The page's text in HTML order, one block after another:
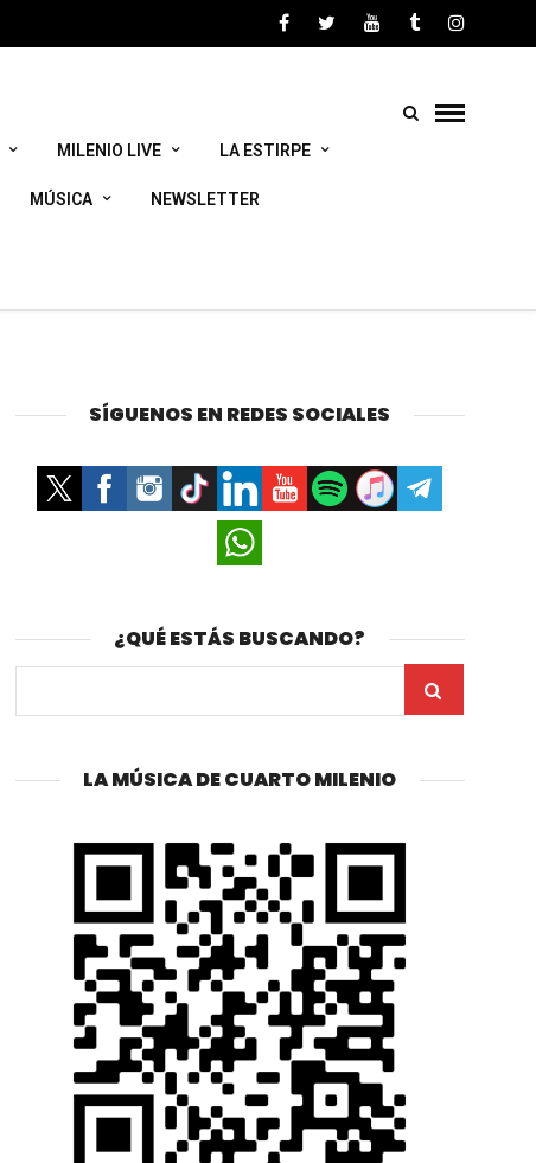
MILENIO LIVE LA ESTIRPE
MÚSICA NEWSLETTER
SÍGUENOS EN REDES SOCIALES
¿QUÉ ESTÁS BUSCANDO?
LA MÚSICA DE CUARTO MILENIO